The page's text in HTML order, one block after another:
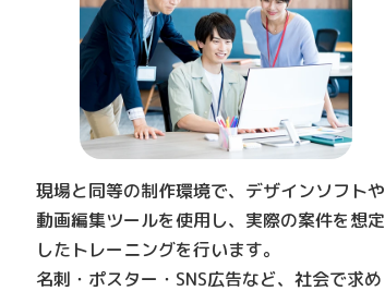
現場と同等の制作環境で、デザインソフトや
動画編集ツールを使用し、実際の案件を想定
したトレーニングを行います。
名刺・ポスター・SNS広告など、社会で求め